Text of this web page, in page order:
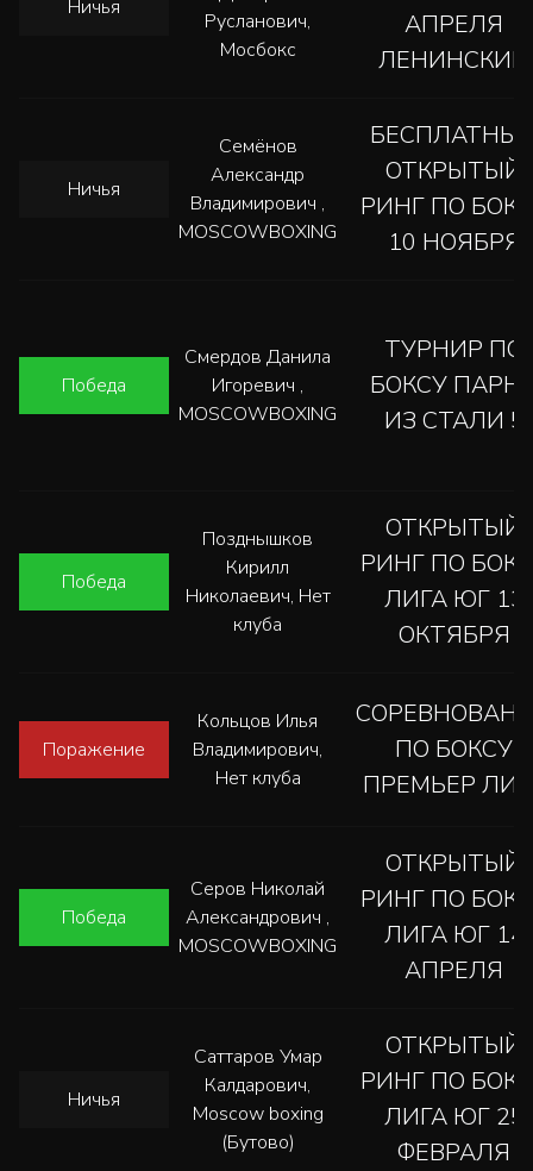
Ничья
Русланович,
Мосбокс
АПРЕЛЯ
ЛЕНИНСКИЙ
Ничья
Семёнов
Александр
Владимирович ,
MOSCOWBOXING
ОТКРЫТЫЙ
РИНГ ПО
10 НОЯБРЯ
Победа
Смердов Данила
Игоревич ,
MOSCOWBOXING
ТУРНИР ПО
БОКСУ
ИЗ СТАЛИ 5
Победа
Позднышков
Кирилл
Николаевич, Нет
клуба
ОТКРЫТЫЙ
РИНГ ПО
ЛИГА ЮГ 13
ОКТЯБРЯ
Поражение
Кольцов Илья
Владимирович,
Нет клуба
ПО БОКСУ
ПРЕМЬЕР
Победа
Серов Николай
Александрович ,
MOSCOWBOXING
ОТКРЫТЫЙ
РИНГ ПО
ЛИГА ЮГ 14
АПРЕЛЯ
Ничья
Саттаров Умар
Калдарович,
Moscow boxing
(Бутово)
ОТКРЫТЫЙ
РИНГ ПО
ЛИГА ЮГ 25
ФЕВРАЛЯ